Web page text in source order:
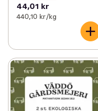
44,01 kr
440,10 kr /kg